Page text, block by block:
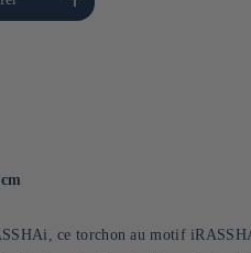
Default Title
ce torchon au motif